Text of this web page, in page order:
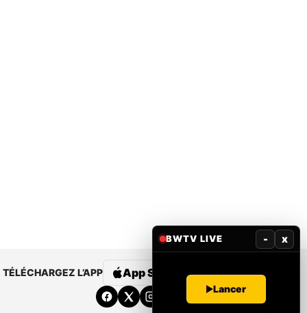
TÉLÉCHARGEZ L’APP App Store Google Play
BWTV LIVE - x
Lancer